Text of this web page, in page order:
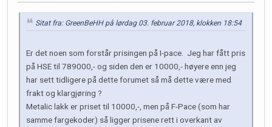
Sitat fra: GreenBeHH på lørdag 03. februar 2018, klokken 18:54
Er det noen som forstår prisingen på I-pace. Jeg har fått pris
på HSE til 789000,- og siden den er 10000,- høyere enn jeg
har sett tidligere på dette forumet så må dette være med
frakt og klargjøring ?
Metalic lakk er priset til 10000,-, men på F-Pace (som har
samme fargekoder) så ligger prisene rett i overkant av